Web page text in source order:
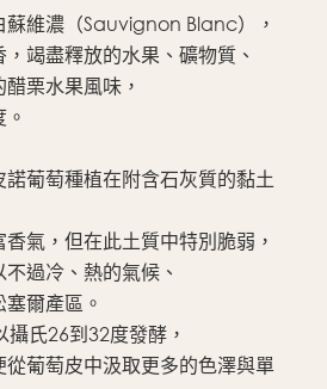
蘇維濃（Sauvignon Blanc），
竭盡釋放的水果、礦物質、
栗水果風味，
葡萄種植在附含石灰質的黏土
氣，但在此土質中特別脆弱，
過冷、熱的氣候、
爾產區。
氏26到32度發酵，
葡萄皮中汲取更多的色澤與單